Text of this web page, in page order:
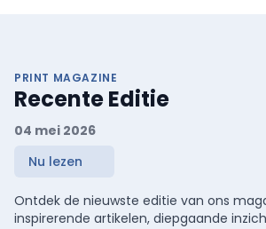
PRINT MAGAZINE
Recente Editie
04 mei 2026
Nu lezen
Ontdek de nieuwste editie van ons
inspirerende artikelen, diepgaande